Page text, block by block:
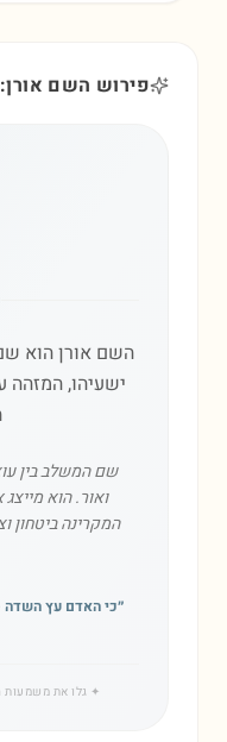
פירוש השם
השם אורן הוא
ישעיהו, המזהה
שם המשלב בין
ואור. הוא
המקרינה ביטחון
״כי האדם עץ השדה
✦ גלו את